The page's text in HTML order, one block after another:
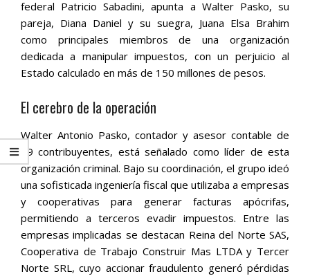
federal Patricio Sabadini, apunta a Walter Pasko, su
pareja, Diana Daniel y su suegra, Juana Elsa Brahim
como principales miembros de una organización
dedicada a manipular impuestos, con un perjuicio al
Estado calculado en más de 150 millones de pesos.
El cerebro de la operación
Walter Antonio Pasko, contador y asesor contable de
29 contribuyentes, está señalado como líder de esta
organización criminal. Bajo su coordinación, el grupo ideó
una sofisticada ingeniería fiscal que utilizaba a empresas
y cooperativas para generar facturas apócrifas,
permitiendo a terceros evadir impuestos. Entre las
empresas implicadas se destacan Reina del Norte SAS,
Cooperativa de Trabajo Construir Mas LTDA y Tercer
Norte SRL, cuyo accionar fraudulento generó pérdidas